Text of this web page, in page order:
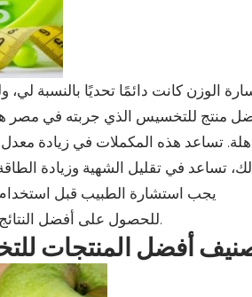
الوزن كانت دائمًا تحديًا بالنسبة
منتج للتخسيس الذي جربته في مصر
تساعد هذه المكملات في زيادة
يجب استشارة الطبيب قبل
للحصول على أفضل النتائج. تذكر أن الاهتمام بصحتك واختيار المنتجات الصحية هو الأمر الأهم في رحلة التخسيس.
أفضل المنتجات